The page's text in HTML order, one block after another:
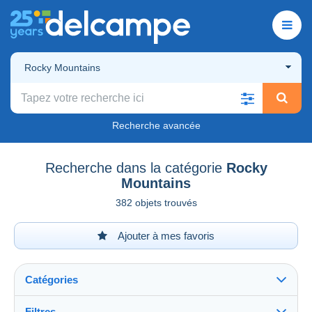
Rocky Mountains
Recherche avancée
Recherche dans la catégorie Rocky
Mountains
382 objets trouvés
Ajouter à mes favoris
Catégories